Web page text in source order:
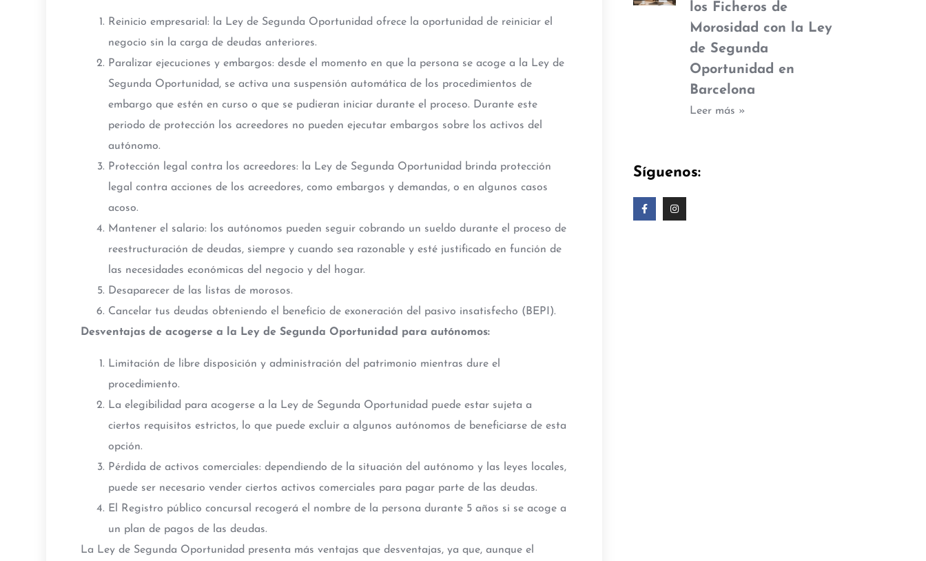
Reinicio empresarial: la Ley de Segunda Oportunidad ofrece la oportunidad de reiniciar el
negocio sin la carga de deudas anteriores.
Paralizar ejecuciones y embargos: desde el momento en que la persona se acoge a la Ley de
Segunda Oportunidad, se activa una suspensión automática de los procedimientos de
embargo que estén en curso o que se pudieran iniciar durante el proceso. Durante este
periodo de protección los acreedores no pueden ejecutar embargos sobre los activos del
autónomo.
Protección legal contra los acreedores: la Ley de Segunda Oportunidad brinda protección
legal contra acciones de los acreedores, como embargos y demandas, o en algunos casos
acoso.
Mantener el salario: los autónomos pueden seguir cobrando un sueldo durante el proceso de
reestructuración de deudas, siempre y cuando sea razonable y esté justificado en función de
las necesidades económicas del negocio y del hogar.
Desaparecer de las listas de morosos.
Cancelar tus deudas obteniendo el beneficio de exoneración del pasivo insatisfecho (BEPI).
Desventajas de acogerse a la Ley de Segunda Oportunidad para autónomos:
Limitación de libre disposición y administración del patrimonio mientras dure el
procedimiento.
La elegibilidad para acogerse a la Ley de Segunda Oportunidad puede estar sujeta a
ciertos requisitos estrictos, lo que puede excluir a algunos autónomos de beneficiarse de esta
opción.
Pérdida de activos comerciales: dependiendo de la situación del autónomo y las leyes locales,
puede ser necesario vender ciertos activos comerciales para pagar parte de las deudas.
El Registro público concursal recogerá el nombre de la persona durante 5 años si se acoge a
un plan de pagos de las deudas.
La Ley de Segunda Oportunidad presenta más ventajas que desventajas, ya que, aunque el
los Ficheros de
Morosidad con la Ley
de Segunda
Oportunidad en
Barcelona
Leer más »
Síguenos: